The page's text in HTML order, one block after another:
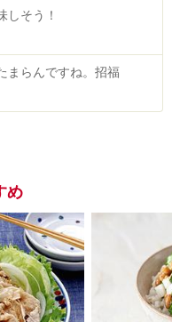
しそう！
まらんですね。招福
め